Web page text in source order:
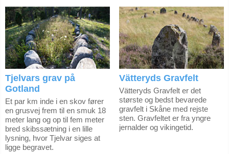
Tjelvars grav på
Gotland
Et par km inde i en skov fører
en grusvej frem til en smuk 18
meter lang og op til fem meter
bred skibssætning i en lille
lysning, hvor Tjelvar siges at
ligge begravet.
Vätteryds Gravfelt
Vätteryds Gravfelt er det
største og bedst bevarede
gravfelt i Skåne med rejste
sten. Gravfeltet er fra yngre
jernalder og vikingetid.